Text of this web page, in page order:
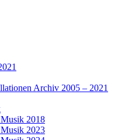
Archiv 2005 – 2021
2018
2023